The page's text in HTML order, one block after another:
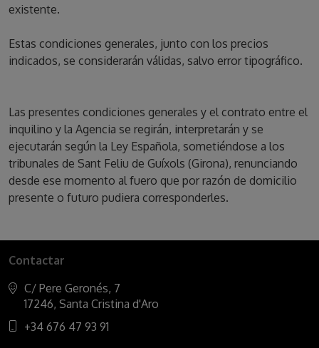
existente.
Estas condiciones generales, junto con los precios
indicados, se considerarán válidas, salvo error tipográfico.
Las presentes condiciones generales y el contrato entre el
inquilino y la Agencia se regirán, interpretarán y se
ejecutarán según la Ley Española, sometiéndose a los
tribunales de Sant Feliu de Guíxols (Girona), renunciando
desde ese momento al fuero que por razón de domicilio
presente o futuro pudiera corresponderles.
Contactar
C/ Pere Geronés, 7
17246, Santa Cristina d'Aro
+34 676 47 93 91